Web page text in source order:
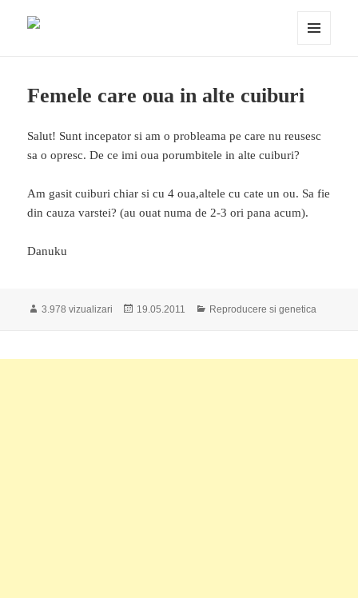
Femele care oua in alte cuiburi
Salut! Sunt incepator si am o probleama pe care nu reusesc
sa o opresc. De ce imi oua porumbitele in alte cuiburi?
Am gasit cuiburi chiar si cu 4 oua,altele cu cate un ou. Sa fie
din cauza varstei? (au ouat numa de 2-3 ori pana acum).
Danuku
3.978 vizualizari
Publicat
19.05.2011 Categorii
Reproducere si genetica